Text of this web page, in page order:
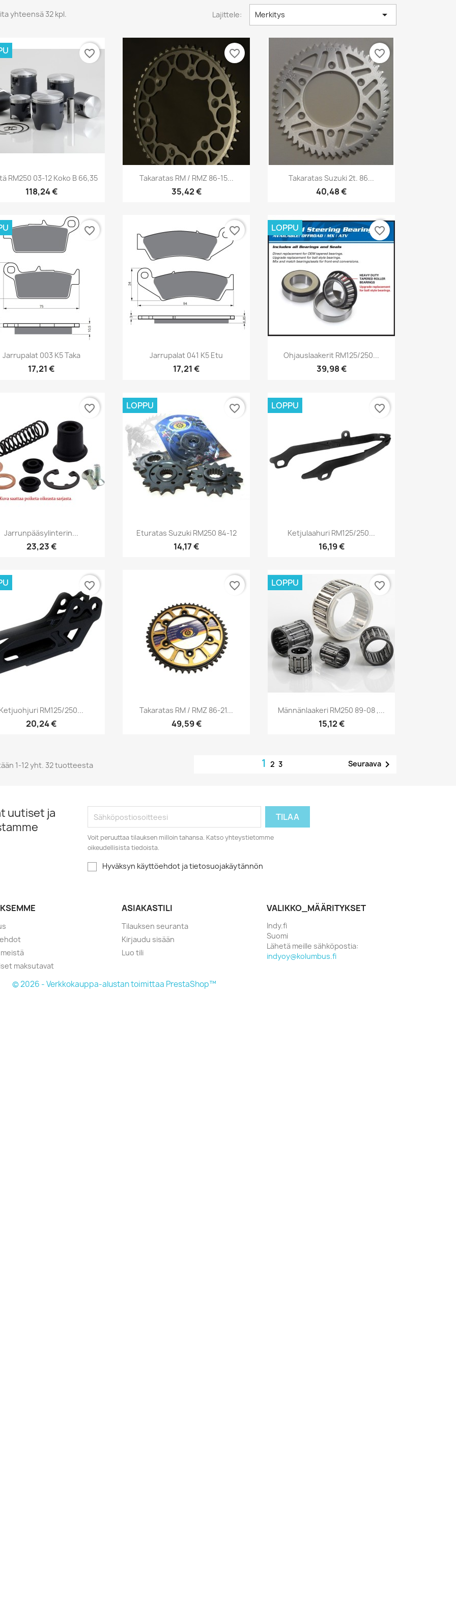
yhteensä 32 kpl. Lajittele: Merkitys 
Pikakatselu
RM250 03-12 Koko B 66,35
118,24 €
favorite_border
Pikakatselu
Takaratas RM / RMZ 86-15...
35,42 €
favorite_border
Pikakatselu
Takaratas Suzuki 2t. 86...
40,48 €
favorite_border
Pikakatselu
Jarrupalat 003 K5 Taka
17,21 €
favorite_border
Pikakatselu
Jarrupalat 041 K5 Etu
17,21 €
favorite_border
Pikakatselu
Ohjauslaakerit RM125/250...
39,98 €
LOPPU favorite_border
Pikakatselu
Jarrunpääsylinterin...
23,23 €
favorite_border
Pikakatselu
Eturatas Suzuki RM250 84-12
14,17 €
LOPPU favorite_border
Pikakatselu
Ketjulaahuri RM125/250...
16,19 €
LOPPU favorite_border
Pikakatselu
RM125/250...
20,24 €
favorite_border
Pikakatselu
Takaratas RM / RMZ 86-21...
49,59 €
favorite_border
Pikakatselu
Männänlaakeri RM250 89-08 ,...
15,12 €
LOPPU favorite_border
1-12 yht. 32 tuotteesta 123 Seuraava
uutiset ja
Voit peruuttaa tilauksen milloin tahansa. Katso yhteystietomme
oikeudellisista tiedoista.
Hyväksyn käyttöehdot ja tietosuojakäytännön
maksutavat
ASIAKASTILI
Tilauksen seuranta
Kirjaudu sisään
Luo tili
VALIKKO_MÄÄRITYKSET
Indy.fi
Suomi
Lähetä meille sähköpostia:
indyoy@kolumbus.fi
© 2026 - Verkkokauppa-alustan toimittaa PrestaShop™